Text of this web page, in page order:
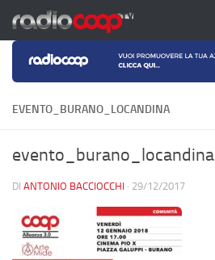
Salta al contenuto
EVENTO_BURANO_LOCANDINA
evento_burano_locandina
DI ANTONIO BACCIOCCHI · 29/12/2017